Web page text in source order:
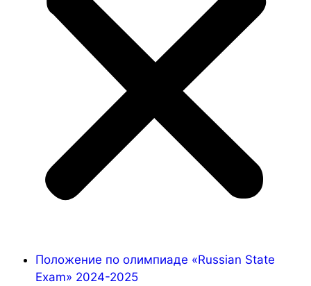
Положение по олимпиаде «Russian State
Exam» 2024-2025